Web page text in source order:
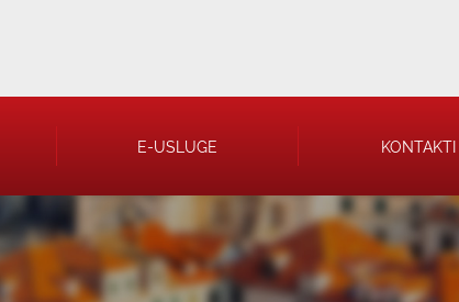
E-USLUGE KONTAKTI